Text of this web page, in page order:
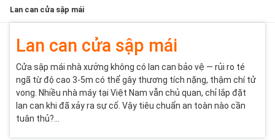
Lan can cửa sập mái
Lan can cửa sập mái
Cửa sập mái nhà xưởng không có lan can bảo vệ — rủi ro té
ngã từ độ cao 3-5m có thể gây thương tích nặng, thậm chí tử
vong. Nhiều nhà máy tại Việt Nam vẫn chủ quan, chỉ lắp đặt
lan can khi đã xảy ra sự cố. Vậy tiêu chuẩn an toàn nào cần
tuân thủ?...